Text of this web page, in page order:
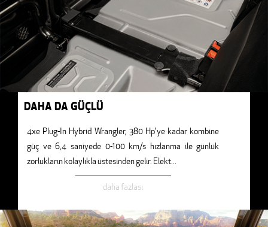
DAHA DA GÜÇLÜ
4xe Plug-In Hybrid Wrangler, 380 Hp'ye kadar kombine
güç ve 6,4 saniyede 0-100 km/s hızlanma ile günlük
zorlukların kolaylıkla üstesinden gelir. Elekt
daha fazlası